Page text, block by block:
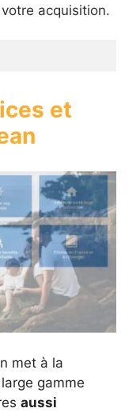
acquisition.
et
met à la
gamme
aussi